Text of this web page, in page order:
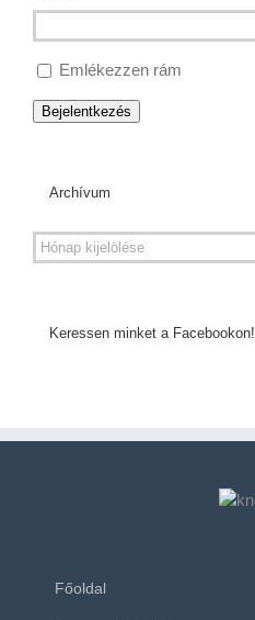
Emlékezzen rám
Bejelentkezés
Archívum
Keressen minket a Facebookon!
Főoldal